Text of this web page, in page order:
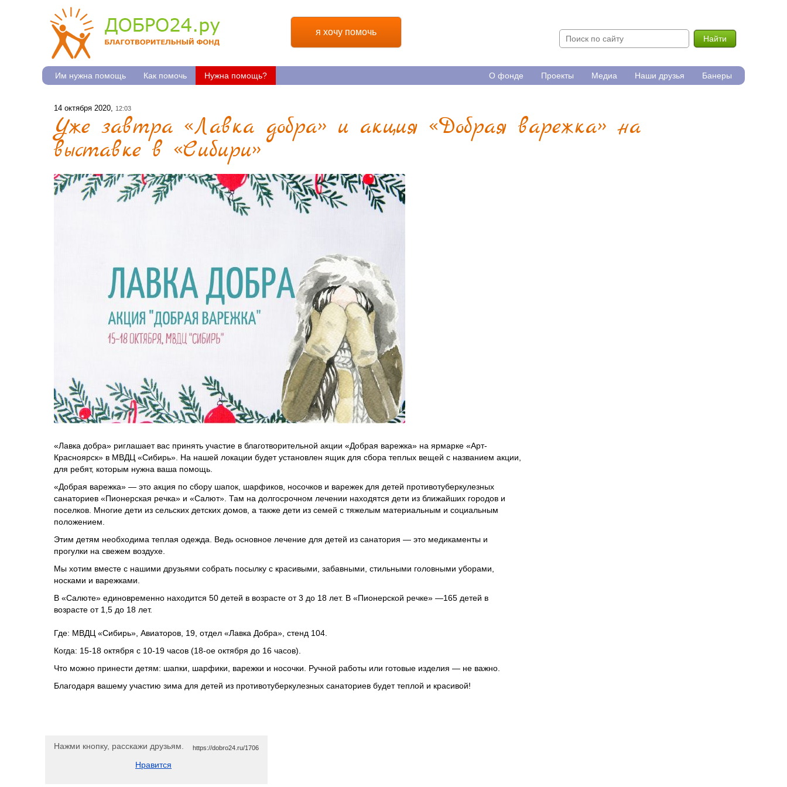
я хочу помочь
Найти
Им нужна помощь Как помочь Нужна помощь? О фонде Проекты Медиа Наши друзья Банеры
14 октября 2020, 12:03
Уже завтра «Лавка добра» и акция «Добрая варежка» на
выставке в «Сибири»
«Лавка добра» риглашает вас принять участие в благотворительной акции «Добрая варежка» на ярмарке «Арт-
Красноярск» в МВДЦ «Сибирь». На нашей локации будет установлен ящик для сбора теплых вещей с названием акции,
для ребят, которым нужна ваша помощь.
«Добрая варежка» — это акция по сбору шапок, шарфиков, носочков и варежек для детей противотуберкулезных
санаториев «Пионерская речка» и «Салют». Там на долгосрочном лечении находятся дети из ближайших городов и
поселков. Многие дети из сельских детских домов, а также дети из семей с тяжелым материальным и социальным
положением.
Этим детям необходима теплая одежда. Ведь основное лечение для детей из санатория — это медикаменты и
прогулки на свежем воздухе.
Мы хотим вместе с нашими друзьями собрать посылку с красивыми, забавными, стильными головными уборами,
носками и варежками.
В «Салюте» единовременно находится 50 детей в возрасте от 3 до 18 лет. В «Пионерской речке» —165 детей в
возрасте от 1,5 до 18 лет.
Где: МВДЦ «Сибирь», Авиаторов, 19, отдел «Лавка Добра», стенд 104.
Когда: 15-18 октября с 10-19 часов (18-ое октября до 16 часов).
Что можно принести детям: шапки, шарфики, варежки и носочки. Ручной работы или готовые изделия — не важно.
Благодаря вашему участию зима для детей из противотуберкулезных санаториев будет теплой и красивой!
Нажми кнопку, расскажи друзьям. https://dobro24.ru/1706
Нравится